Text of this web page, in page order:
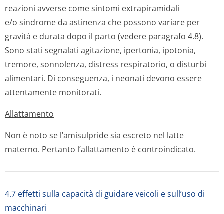
reazioni avverse come sintomi extrapiramidali
e/o sindrome da astinenza che possono variare per
gravità e durata dopo il parto (vedere paragrafo 4.8).
Sono stati segnalati agitazione, ipertonia, ipotonia,
tremore, sonnolenza, distress respiratorio, o disturbi
alimentari. Di conseguenza, i neonati devono essere
attentamente monitorati.
Allattamento
Non è noto se l’amisulpride sia escreto nel latte
materno. Pertanto l’allattamento è controindicato.
4.7 effetti sulla capacità di guidare veicoli e sull’uso di
macchinari